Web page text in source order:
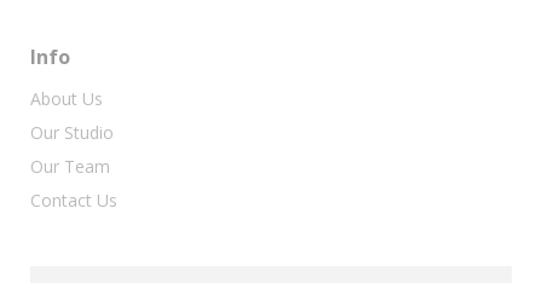
Info
About Us
Our Studio
Our Team
Contact Us